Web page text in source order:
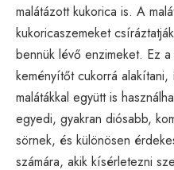
malátázott kukorica is. A
kukoricaszemeket
bennük lévő enzimeket. Ez
keményítőt cukorrá alakítani,
malátákkal együtt is
egyedi, gyakran diósabb,
sörnek, és különösen
számára, akik kísérletezni